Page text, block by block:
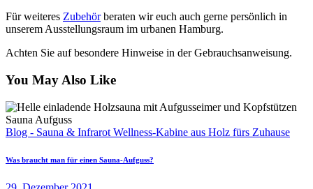
Für weiteres Zubehörberaten wir euch auch gerne persönlich in
unserem Ausstellungsraum im urbanen Hamburg.
Achten Sie auf besondere Hinweise in der Gebrauchsanweisung.
You May Also Like
Blog - Sauna & Infrarot Wellness-Kabine aus Holz fürs Zuhause
Was braucht man für einen Sauna-Aufguss?